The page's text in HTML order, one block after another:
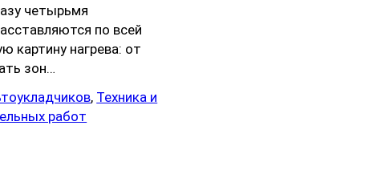
четырьмя
по всей
картину нагрева: от
зон…
, Техника и
работ